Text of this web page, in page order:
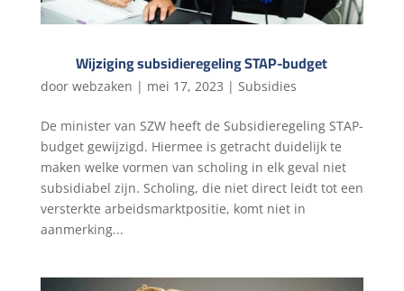
Wijziging subsidieregeling STAP-budget
door webzaken | mei 17, 2023 | Subsidies
De minister van SZW heeft de Subsidieregeling STAP-
budget gewijzigd. Hiermee is getracht duidelijk te
maken welke vormen van scholing in elk geval niet
subsidiabel zijn. Scholing, die niet direct leidt tot een
versterkte arbeidsmarktpositie, komt niet in
aanmerking...